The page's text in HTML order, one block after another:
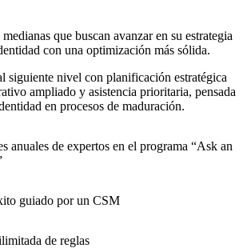
que buscan avanzar en su estrategia
con una optimización más sólida.
siguiente nivel con planificación estratégica
ampliado y asistencia prioritaria, pensada
en procesos de maduración.
anuales de expertos en el programa “Ask an
guiado por un CSM
de reglas